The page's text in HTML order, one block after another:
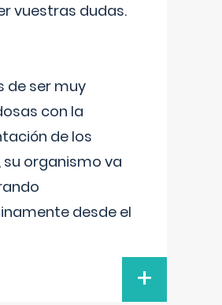
vuestras dudas.
de ser muy
con la
de los
su organismo va
desde el
+